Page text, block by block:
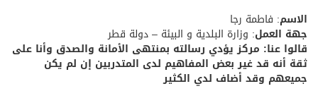
الاسم: فاطمة رجا
جهة العمل: وزارة البلدية و البيئة – دولة قطر
قالوا عنا: مركز يؤدي رسالته بمنتهى الأمانة والصدق وأنا على
ثقة أنه قد غير بعض المفاهيم لدى المتدربين إن لم يكن
جميعهم وقد أضاف لدي الكثير